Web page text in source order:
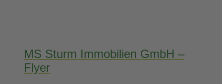
MS Sturm Immobilien GmbH –
Flyer